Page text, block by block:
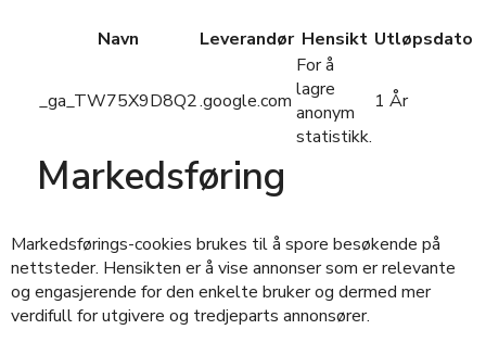
Navn Leverandør Hensikt Utløpsdato
_ga_TW75X9D8Q2.google.com
For å
lagre
anonym
statistikk.
1 År
Markedsføring
Markedsførings-cookies brukes til å spore besøkende på
nettsteder. Hensikten er å vise annonser som er relevante
og engasjerende for den enkelte bruker og dermed mer
verdifull for utgivere og tredjeparts annonsører.